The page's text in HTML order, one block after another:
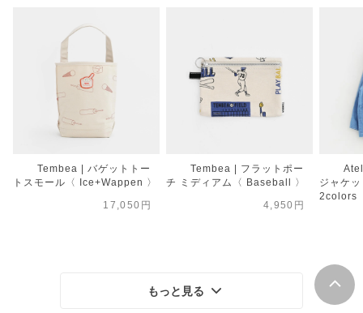
Tembea | バゲットトー
トスモール〈 Ice+Wappen 〉
17,050円
Tembea | フラットポー
チ ミディアム〈 Baseball 〉
4,950円
ジャケ
2colors
もっと見る